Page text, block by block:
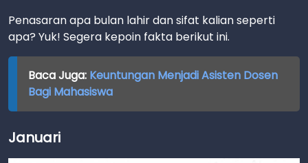
Penasaran apa bulan lahir dan sifat kalian seperti
apa? Yuk! Segera kepoin fakta berikut ini.
Baca Juga: Keuntungan Menjadi Asisten Dosen
Bagi Mahasiswa
Januari